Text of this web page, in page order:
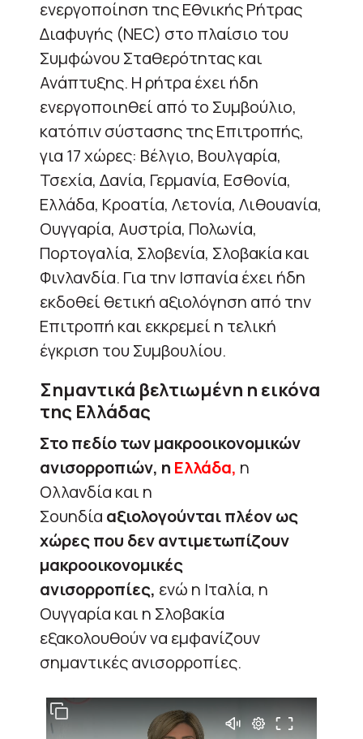
ενεργοποίηση της Εθνικής Ρήτρας
Διαφυγής (NEC) στο πλαίσιο του
Συμφώνου Σταθερότητας και
Ανάπτυξης. Η ρήτρα έχει ήδη
ενεργοποιηθεί από το Συμβούλιο,
κατόπιν σύστασης της Επιτροπής,
για 17 χώρες: Βέλγιο, Βουλγαρία,
Τσεχία, Δανία, Γερμανία, Εσθονία,
Ελλάδα, Κροατία, Λετονία, Λιθουανία,
Ουγγαρία, Αυστρία, Πολωνία,
Πορτογαλία, Σλοβενία, Σλοβακία και
Φινλανδία. Για την Ισπανία έχει ήδη
εκδοθεί θετική αξιολόγηση από την
Επιτροπή και εκκρεμεί η τελική
έγκριση του Συμβουλίου.
Σημαντικά βελτιωμένη η εικόνα
της Ελλάδας
Στο πεδίο των μακροοικονομικών
ανισορροπιών, η Ελλάδα, η
Ολλανδία και η
Σουηδία αξιολογούνται πλέον ως
χώρες που δεν αντιμετωπίζουν
μακροοικονομικές
ανισορροπίες, ενώ η Ιταλία, η
Ουγγαρία και η Σλοβακία
εξακολουθούν να εμφανίζουν
σημαντικές ανισορροπίες.